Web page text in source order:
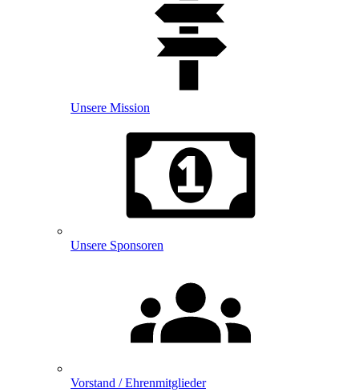
Unsere Mission
Unsere Sponsoren
Vorstand / Ehrenmitglieder